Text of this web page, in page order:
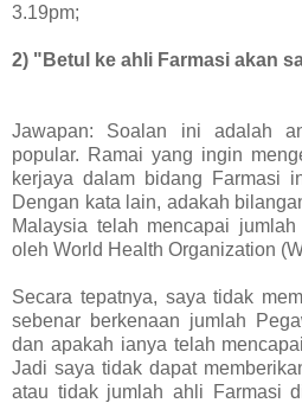
3.19pm;
2) "Betul ke ahli Farmasi akan
Jawapan: Soalan ini adalah
popular. Ramai yang ingin
kerjaya dalam bidang Farmasi
Dengan kata lain, adakah
Malaysia telah mencapai
oleh World Health Organization
Secara tepatnya, saya tidak
sebenar berkenaan jumlah
dan apakah ianya telah
Jadi saya tidak dapat
atau tidak jumlah ahli Farmasi